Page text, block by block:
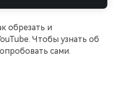
обрезать и
Чтобы узнать об
сами.